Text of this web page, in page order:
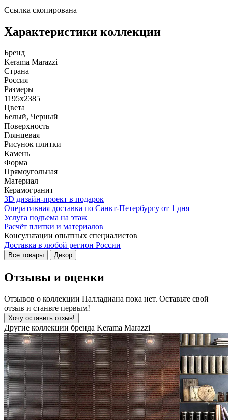
Ссылка скопирована
Характеристики коллекции
Бренд
Kerama Marazzi
Страна
Россия
Размеры
1195x2385
Цвета
Белый, Черный
Поверхность
Глянцевая
Рисунок плитки
Камень
Форма
Прямоугольная
Материал
Керамогранит
3D дизайн-проект в подарок
Оперативная доставка по Санкт-Петербургу от 1 дня
Услуга подъема на этаж
Расчёт плитки и материалов
Консультации опытных специалистов
Доставка в любой регион России
Все товары Декор
Отзывы и оценки
Отзывов о коллекции Палладиана пока нет. Оставьте свой
отзыв и станьте первым!
Хочу оставить отзыв!
Другие коллекции бренда Kerama Marazzi